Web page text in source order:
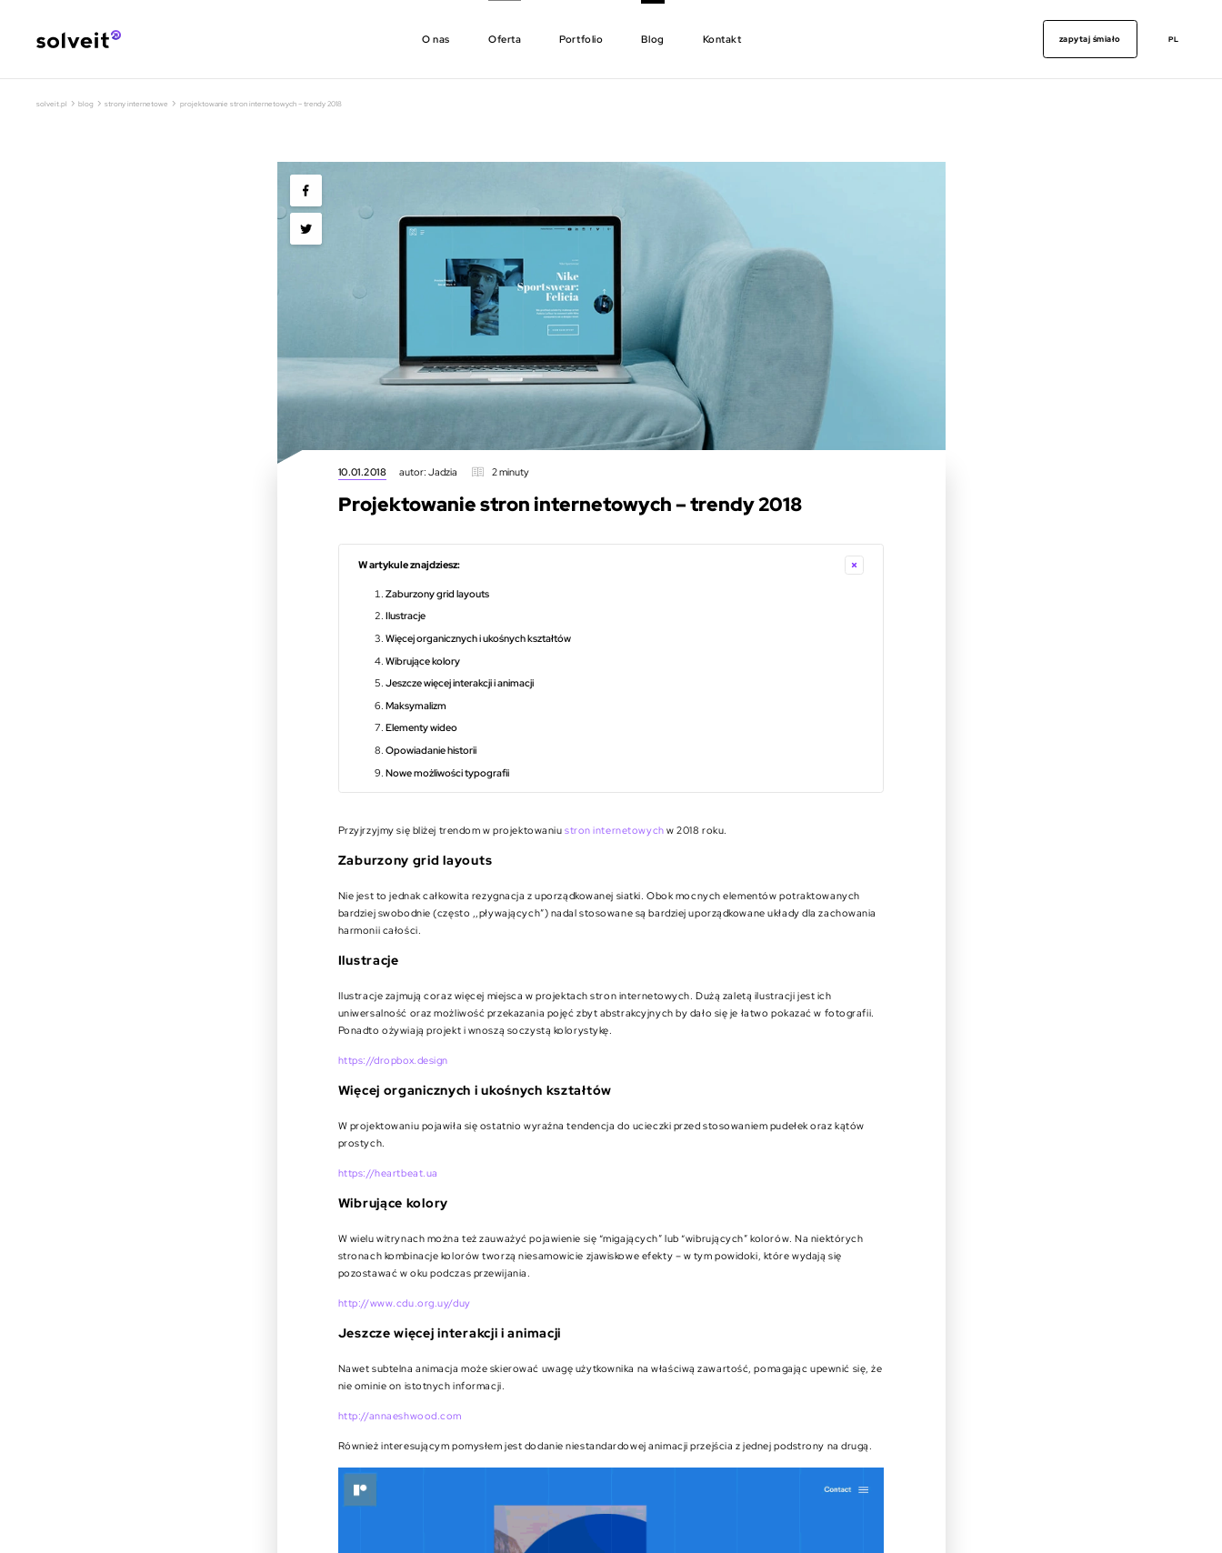
O nas Oferta Portfolio Blog Kontakt zapytaj śmiało PL
solveit.pl › blog › strony internetowe › projektowanie stron internetowych – trendy 2018
10.01.2018 autor: Jadzia 2 minuty
Projektowanie stron internetowych – trendy 2018
W artykule znajdziesz:
Zaburzony grid layouts
Ilustracje
Więcej organicznych i ukośnych kształtów
Wibrujące kolory
Jeszcze więcej interakcji i animacji
Maksymalizm
Elementy wideo
Opowiadanie historii
Nowe możliwości typografii
Przyjrzyjmy się bliżej trendom w projektowaniustron internetowych w 2018 roku.
Zaburzony grid layouts
Nie jest to jednak całkowita rezygnacja z uporządkowanej siatki. Obok mocnych elementów potraktowanych
bardziej swobodnie (często ,,pływających”) nadal stosowane są bardziej uporządkowane układy dla zachowania
harmonii całości.
Ilustracje
Ilustracje zajmują coraz więcej miejsca w projektach stron internetowych. Dużą zaletą ilustracji jest ich
uniwersalność oraz możliwość przekazania pojęć zbyt abstrakcyjnych by dało się je łatwo pokazać w fotografii.
Ponadto ożywiają projekt i wnoszą soczystą kolorystykę.
https://dropbox.design
Więcej organicznych i ukośnych kształtów
W projektowaniu pojawiła się ostatnio wyraźna tendencja do ucieczki przed stosowaniem pudełek oraz kątów
prostych.
https://heartbeat.ua
Wibrujące kolory
W wielu witrynach można też zauważyć pojawienie się “migających” lub “wibrujących” kolorów. Na niektórych
stronach kombinacje kolorów tworzą niesamowicie zjawiskowe efekty – w tym powidoki, które wydają się
pozostawać w oku podczas przewijania.
http://www.cdu.org.uy/duy
Jeszcze więcej interakcji i animacji
Nawet subtelna animacja może skierować uwagę użytkownika na właściwą zawartość, pomagając upewnić się, że
nie ominie on istotnych informacji.
http://annaeshwood.com
Również interesującym pomysłem jest dodanie niestandardowej animacji przejścia z jednej podstrony na drugą.